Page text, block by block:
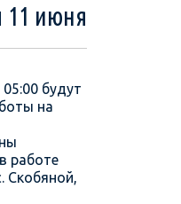
11 июня
будут
на
работе
Скобяной,